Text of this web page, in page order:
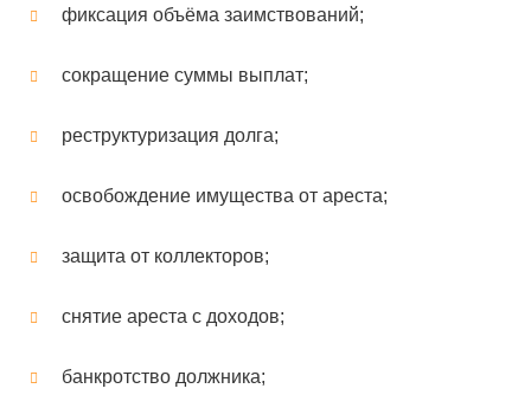
фиксация объёма заимствований;
сокращение суммы выплат;
реструктуризация долга;
освобождение имущества от ареста;
защита от коллекторов;
снятие ареста с доходов;
банкротство должника;